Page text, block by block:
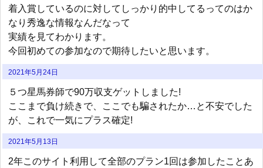
着入賞しているのに対してしっかり的中してるってのはか
なり秀逸な情報なんだなって
実績を見てわかります。
今回初めての参加なので期待したいと思います。
2021年5月24日
５つ星馬券師で90万収支ゲットしました!
ここまで負け続きで、ここでも騙されたか…と不安でした
が、これで一気にプラス確定!
2021年5月13日
2年このサイト利用して全部のプラン1回は参加したことあ